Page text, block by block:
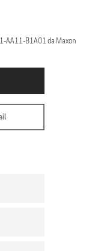
AA11-B1A01 da Maxon